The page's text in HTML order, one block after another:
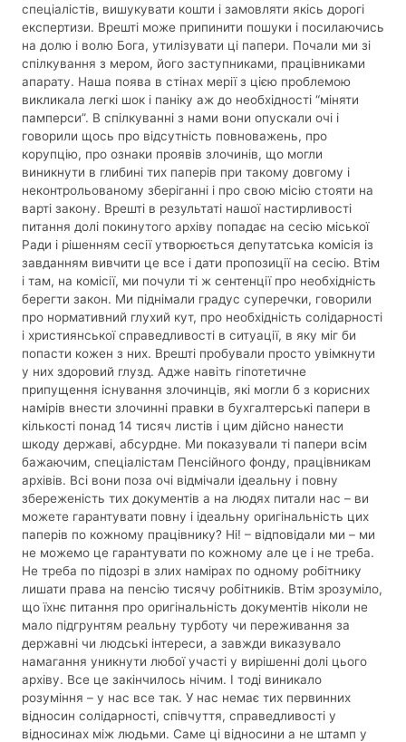
спеціалістів, вишукувати кошти і замовляти якісь дорогі
експертизи. Врешті може припинити пошуки і посилаючись
на долю і волю Бога, утилізувати ці папери. Почали ми зі
спілкування з мером, його заступниками, працівниками
апарату. Наша поява в стінах мерії з цією проблемою
викликала легкі шок і паніку аж до необхідності “міняти
памперси”. В спілкуванні з нами вони опускали очі і
говорили щось про відсутність повноважень, про
корупцію, про ознаки проявів злочинів, що могли
виникнути в глибині тих паперів при такому довгому і
неконтрольованому зберіганні і про свою місію стояти на
варті закону. Врешті в результаті нашої настирливості
питання долі покинутого архіву попадає на сесію міської
Ради і рішенням сесії утворюється депутатська комісія із
завданням вивчити це все і дати пропозиції на сесію. Втім
і там, на комісії, ми почули ті ж сентенції про необхідність
берегти закон. Ми піднімали градус суперечки, говорили
про нормативний глухий кут, про необхідність солідарності
і християнської справедливості в ситуації, в яку міг би
попасти кожен з них. Врешті пробували просто увімкнути
у них здоровий глузд. Адже навіть гіпотетичне
припущення існування злочинців, які могли б з корисних
намірів внести злочинні правки в бухгалтерські папери в
кількості понад 14 тисяч листів і цим дійсно нанести
шкоду державі, абсурдне. Ми показували ті папери всім
бажаючим, спеціалістам Пенсійного фонду, працівникам
архівів. Всі вони поза очі відмічали ідеальну і повну
збереженість тих документів а на людях питали нас – ви
можете гарантувати повну і ідеальну оригінальність цих
паперів по кожному працівнику? Ні! – відповідали ми – ми
не можемо це гарантувати по кожному але це і не треба.
Не треба по підозрі в злих намірах по одному робітнику
лишати права на пенсію тисячу робітників. Втім зрозуміло,
що їхнє питання про оригінальність документів ніколи не
мало підгрунтям реальну турботу чи переживання за
державні чи людські інтереси, а завжди виказувало
намагання уникнути любої участі у вирішенні долі цього
архіву. Все це закінчилось нічим. І тоді виникало
розуміння – у нас все так. У нас немає тих первинних
відносин солідарності, співчуття, справедливості у
відносинах між людьми. Саме ці відносини а не штамп у